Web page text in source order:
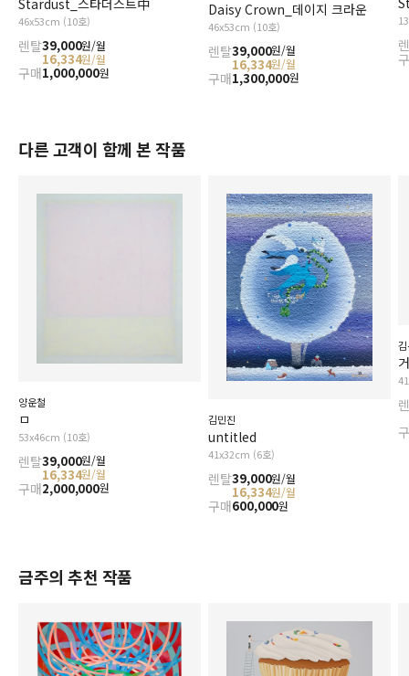
Stardust_스타더스트中
46x53cm (10호)
렌탈39,000원/월
16,334원/월
구매1,000,000원
Daisy Crown_데이지 크라운
46x53cm (10호)
렌탈39,000원/월
16,334원/월
구매1,300,000원
다른 고객이 함께 본 작품
양운철
ㅁ
53x46cm (10호)
렌탈39,000원/월
16,334원/월
구매2,000,000원
김민진
untitled
41x32cm (6호)
렌탈39,000원/월
16,334원/월
구매600,000원
금주의 추천 작품